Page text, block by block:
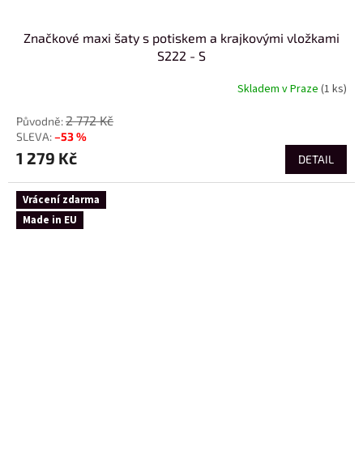
Značkové maxi šaty s potiskem a krajkovými vložkami
S222 - S
Skladem v Praze (1 ks)
2 772 Kč
–53 %
1 279 Kč DETAIL
Vrácení zdarma
Made in EU